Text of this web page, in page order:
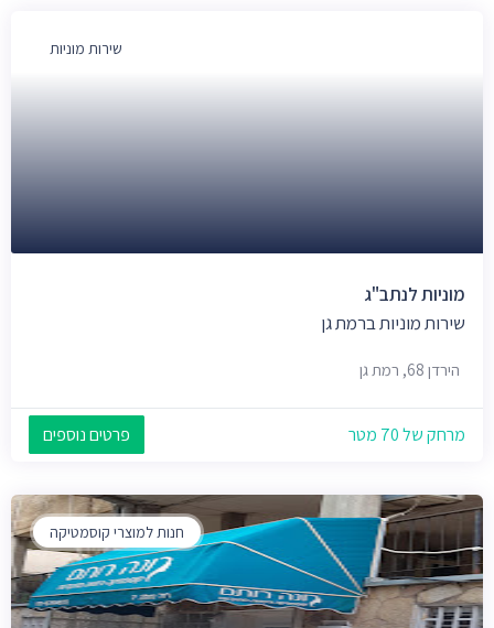
שירות מוניות
מוניות לנתב"ג
שירות מוניות ברמת גן
הירדן 68, רמת גן
מרחק של 70 מטר פרטים נוספים
חנות למוצרי קוסמטיקה